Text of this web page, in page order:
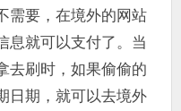
需要，在境外的网站
息就可以支付了。当
去刷时，如果偷偷的
日期，就可以去境外